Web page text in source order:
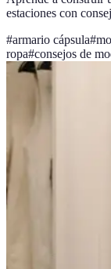
estaciones con
#armario cápsula#
ropa#consejos de